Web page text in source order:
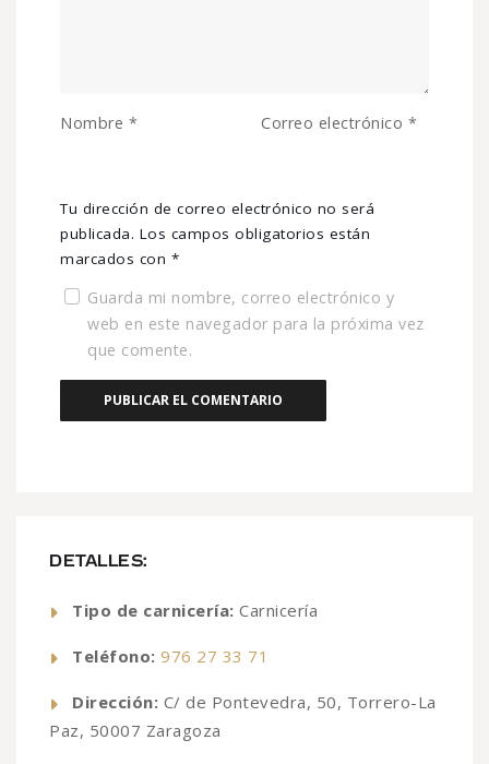
DETALLES:
Tipo de carnicería: Carnicería
Teléfono: 976 27 33 71
Dirección: C/ de Pontevedra, 50, Torrero-La
Paz, 50007 Zaragoza
Tu dirección de correo electrónico no será
publicada. Los campos obligatorios están
marcados con *
Nombre * Correo electrónico *
Guarda mi nombre, correo electrónico y
web en este navegador para la próxima vez
que comente.